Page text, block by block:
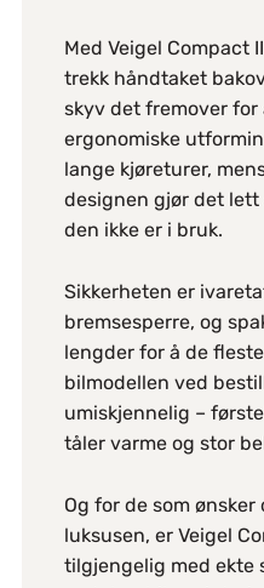
Med Veigel Compact
trekk håndtaket
skyv det fremover for
ergonomiske
lange kjøreturer,
designen gjør det
den ikke er i bruk.
Sikkerheten er
bremsesperre, og
lengder for å de
bilmodellen ved
umiskjennelig –
tåler varme og stor
Og for de som ønsker
luksusen, er Veigel
tilgjengelig med ekte